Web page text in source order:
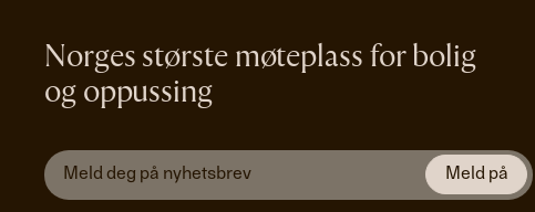
Norges største møteplass for bolig
og oppussing